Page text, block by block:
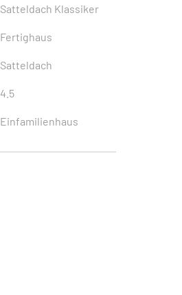
Satteldach Klassiker
Fertighaus
Satteldach
4.5
Einfamilienhaus